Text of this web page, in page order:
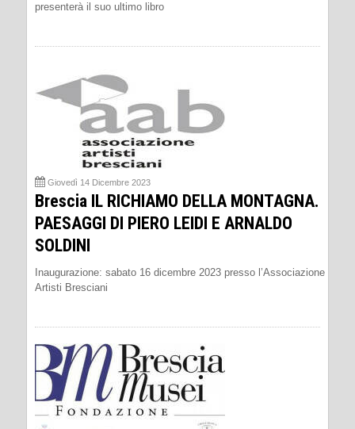
presenterà il suo ultimo libro
Giovedì 14 Dicembre 2023
Brescia IL RICHIAMO DELLA MONTAGNA.
PAESAGGI DI PIERO LEIDI E ARNALDO
SOLDINI
Inaugurazione: sabato 16 dicembre 2023 presso l’Associazione
Artisti Bresciani